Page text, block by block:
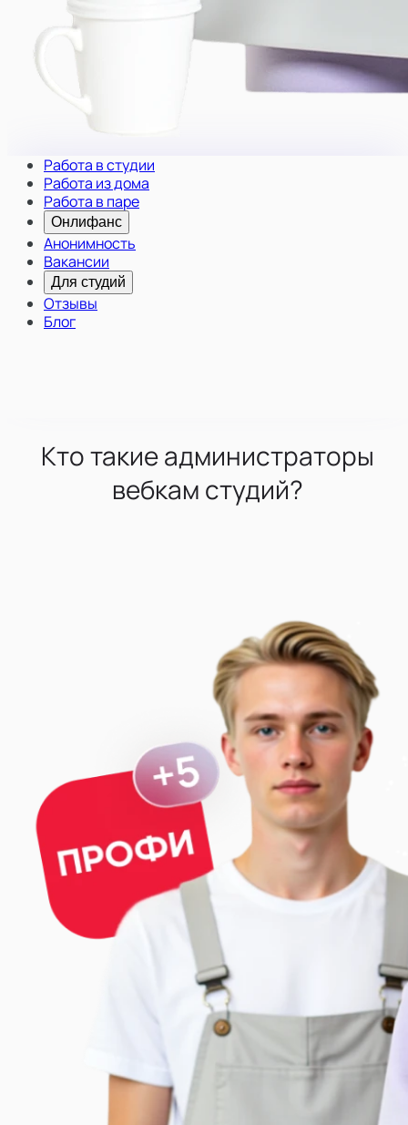
Работа в студии
Работа из дома
Работа в паре
Онлифанс
Анонимность
Вакансии
Для студий
Отзывы
Блог
Кто такие администраторы
вебкам студий?